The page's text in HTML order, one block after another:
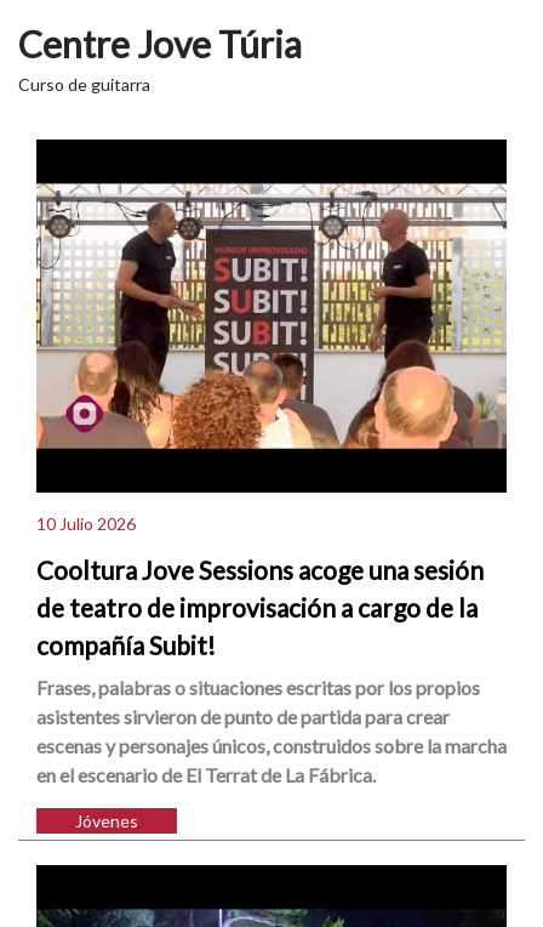
Centre Jove Túria
Curso de guitarra
10 Julio 2026
Cooltura Jove Sessions acoge una sesión
de teatro de improvisación a cargo de la
compañía Subit!
Frases, palabras o situaciones escritas por los propios
asistentes sirvieron de punto de partida para crear
escenas y personajes únicos, construidos sobre la marcha
en el escenario de El Terrat de La Fábrica.
Jóvenes